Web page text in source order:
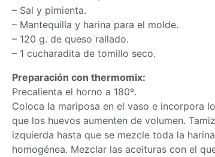
– Sal y pimienta.
– Mantequilla y harina para el molde.
– 120 g. de queso rallado.
– 1 cucharadita de tomillo seco.
Preparación con thermomix:
Precalienta el horno a 180º.
Coloca la mariposa en el vaso e incorpora
que los huevos aumenten de volumen.
izquierda hasta que se mezcle toda la
homogénea. Mezclar las aceituras con el